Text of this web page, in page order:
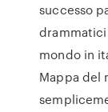
successo
mondo in
Mappa del